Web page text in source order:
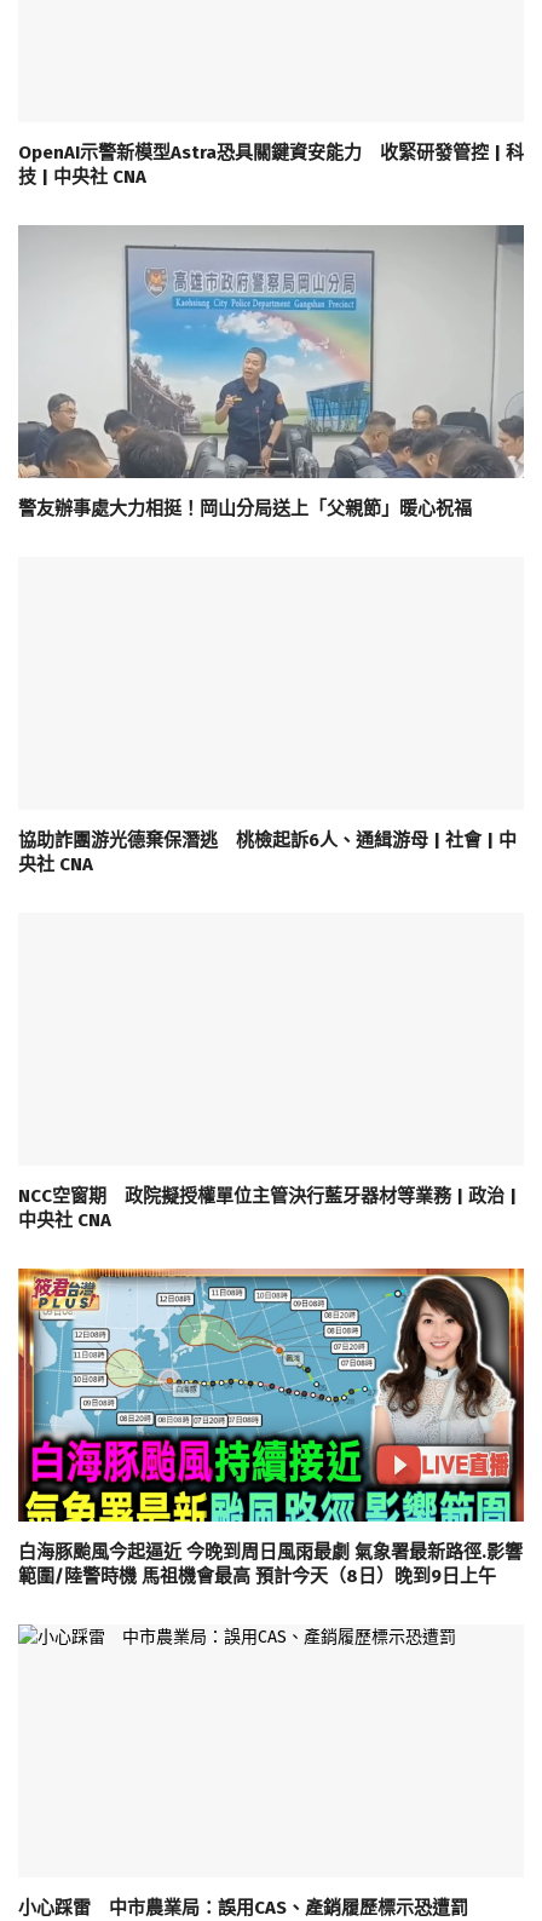
OpenAI示警新模型Astra恐具關鍵資安能力 收緊研發管控 | 科
技 | 中央社 CNA
警友辦事處大力相挺！岡山分局送上「父親節」暖心祝福
協助詐團游光德棄保潛逃 桃檢起訴6人、通緝游母 | 社會 | 中
央社 CNA
NCC空窗期 政院擬授權單位主管決行藍牙器材等業務 | 政治 |
中央社 CNA
白海豚颱風今起逼近 今晚到周日風雨最劇 氣象署最新路徑.影響
範圍/陸警時機 馬祖機會最高 預計今天（8日）晚到9日上午
小心踩雷 中市農業局：誤用CAS、產銷履歷標示恐遭罰